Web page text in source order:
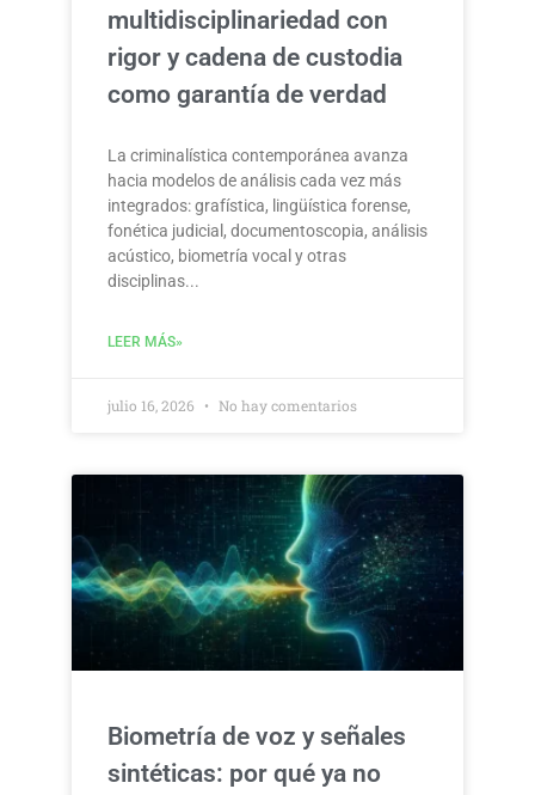
multidisciplinariedad con
rigor y cadena de custodia
como garantía de verdad
La criminalística contemporánea avanza
hacia modelos de análisis cada vez más
integrados: grafística, lingüística forense,
fonética judicial, documentoscopia, análisis
acústico, biometría vocal y otras
disciplinas
LEER MÁS»
julio 16, 2026 No hay comentarios
Biometría de voz y señales
sintéticas: por qué ya no